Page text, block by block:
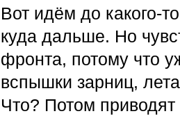
Вот идём до какого-
куда дальше. Но
фронта, потому что
вспышки зарниц,
Что? Потом приводят